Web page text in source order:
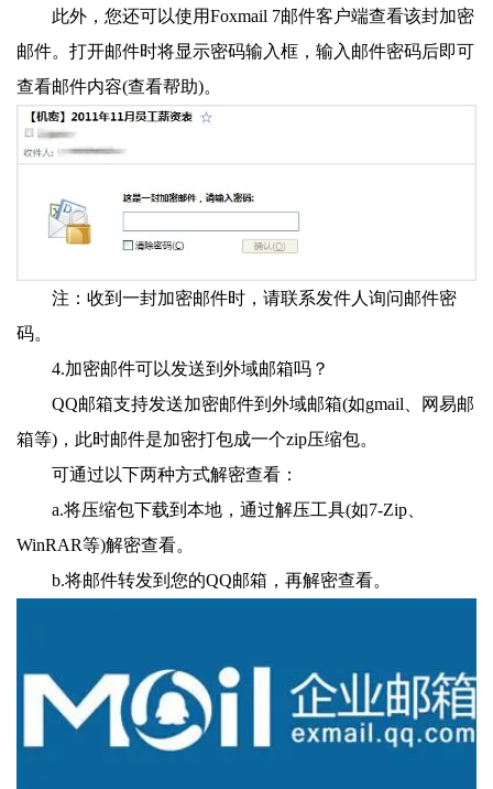
此外，您还可以使用Foxmail 7邮件客户端查看该封加密
邮件。打开邮件时将显示密码输入框，输入邮件密码后即可
查看邮件内容(查看帮助)。
注：收到一封加密邮件时，请联系发件人询问邮件密
码。
4.加密邮件可以发送到外域邮箱吗？
QQ邮箱支持发送加密邮件到外域邮箱(如gmail、网易邮
箱等)，此时邮件是加密打包成一个zip压缩包。
可通过以下两种方式解密查看：
a.将压缩包下载到本地，通过解压工具(如7-Zip、
WinRAR等)解密查看。
b.将邮件转发到您的QQ邮箱，再解密查看。